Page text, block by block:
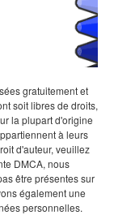
gratuitement et
soit libres de droits,
la plupart d'origine
à leurs
d'auteur, veuillez
DMCA, nous
être présentes sur
également une
personnelles.